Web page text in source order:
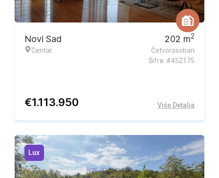
Novi Sad
Centar
202 m2
Četvorosoban
Šifra: #452175
€1.113.950 Više Detalja
Lux